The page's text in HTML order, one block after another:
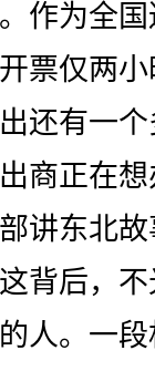
作为全
票仅两
还有一
商正在
讲东北
背后，
人。一